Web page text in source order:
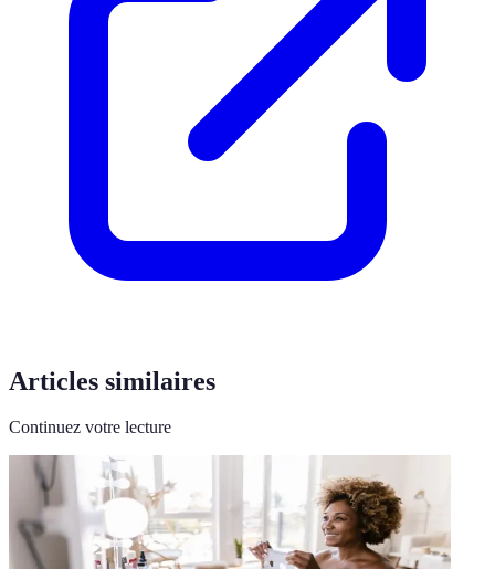
Articles similaires
Continuez votre lecture